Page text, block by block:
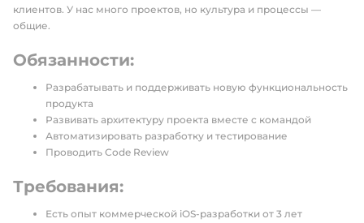
клиентов. У нас много проектов, но культура и процессы —
общие.
Обязанности:
Разрабатывать и поддерживать новую функциональность
продукта
Развивать архитектуру проекта вместе с командой
Автоматизировать разработку и тестирование
Проводить Code Review
Требования:
Есть опыт коммерческой iOS-разработки от 3 лет